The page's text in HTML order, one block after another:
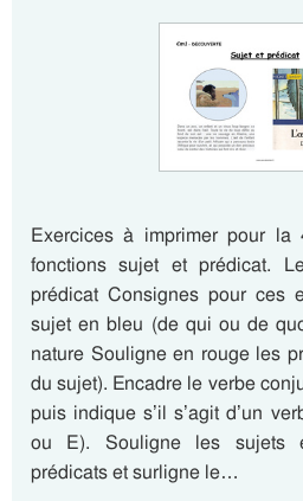
Exercices à imprimer pour la
fonctions sujet et prédicat.
prédicat Consignes pour ces
sujet en bleu (de qui ou de
nature Souligne en rouge les
du sujet). Encadre le verbe
puis indique s’il s’agit d’un
ou E). Souligne les sujets
prédicats et surligne le…